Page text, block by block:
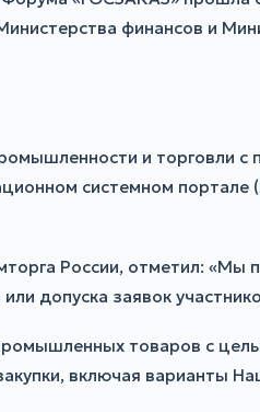
финансов и
и торговли
системном портале
России, отметил: «Мы
допуска заявок
товаров с
включая варианты